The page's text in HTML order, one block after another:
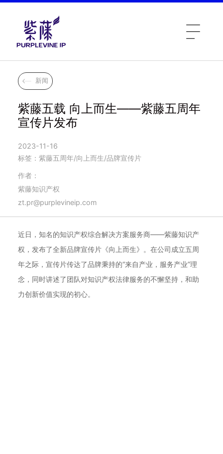
新闻
紫藤五载 向上而生——紫藤五周年
宣传片发布
2023-11-16
标签：紫藤五周年/向上而生/品牌宣传片
作者：
紫藤知识产权
zt.pr@purplevineip.com
近日，知名的知识产权综合解决方案服务商——紫藤知识产
权，发布了全新品牌宣传片《向上而生》。在公司成立五周
年之际，宣传片传达了品牌秉持的“来自产业，服务产业”理
念，同时讲述了团队对知识产权法律服务的不懈坚持，和助
力创新价值实现的初心。